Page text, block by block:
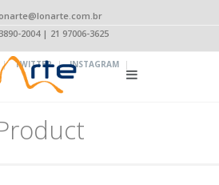
2004 | 21 97006-3625
| TWITTER | INSTAGRAM |